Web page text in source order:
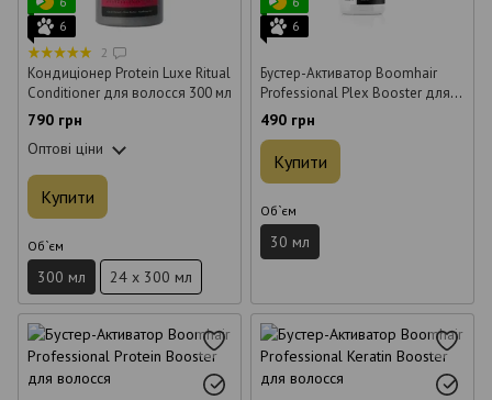
6
2
Кондиціонер Protein Luxe Ritual
Conditioner для волосся 300 мл
790 грн
Оптові ціни
Купити
Об`єм
300 мл 24 x 300 мл
6
Бустер-Активатор Boomhair
Professional Plex Booster для
волосся 30 мл
490 грн
Купити
Об`єм
30 мл